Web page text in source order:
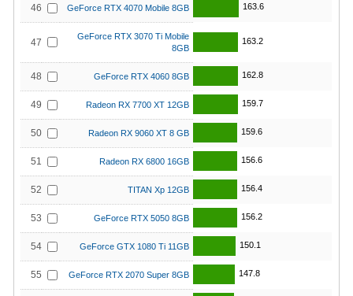
46 GeForce RTX 4070 Mobile 8GB 163.6
47
GeForce RTX 3070 Ti Mobile
8GB
163.2
48 GeForce RTX 4060 8GB 162.8
49 Radeon RX 7700 XT 12GB 159.7
50 Radeon RX 9060 XT 8 GB 159.6
51 Radeon RX 6800 16GB 156.6
52 TITAN Xp 12GB 156.4
53 GeForce RTX 5050 8GB 156.2
54 GeForce GTX 1080 Ti 11GB 150.1
55 GeForce RTX 2070 Super 8GB 147.8